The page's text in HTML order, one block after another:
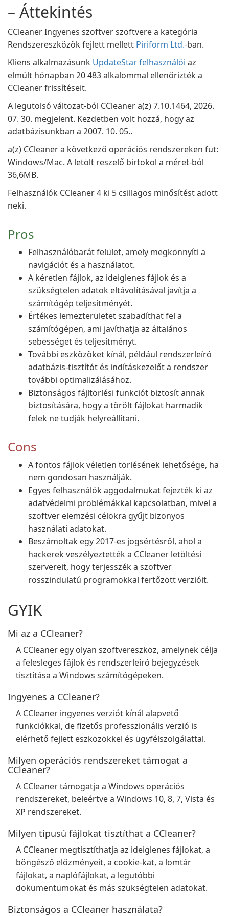
– Áttekintés
CCleaner Ingyenes szoftver szoftvere a kategória
Rendszereszközök fejlett mellett Piriform Ltd.-ban.
Kliens alkalmazásunk UpdateStar felhasználói az
elmúlt hónapban 20 483 alkalommal ellenőrizték a
CCleaner frissítéseit.
A legutolsó változat-ból CCleaner a(z) 7.10.1464, 2026.
07. 30. megjelent. Kezdetben volt hozzá, hogy az
adatbázisunkban a 2007. 10. 05..
a(z) CCleaner a következő operációs rendszereken fut:
Windows/Mac. A letölt reszelő birtokol a méret-ból
36,6MB.
Felhasználók CCleaner 4 ki 5 csillagos minősítést adott
neki.
Pros
Felhasználóbarát felület, amely megkönnyíti a
navigációt és a használatot.
A kéretlen fájlok, az ideiglenes fájlok és a
szükségtelen adatok eltávolításával javítja a
számítógép teljesítményét.
Értékes lemezterületet szabadíthat fel a
számítógépen, ami javíthatja az általános
sebességet és teljesítményt.
További eszközöket kínál, például rendszerleíró
adatbázis-tisztítót és indításkezelőt a rendszer
további optimalizálásához.
Biztonságos fájltörlési funkciót biztosít annak
biztosítására, hogy a törölt fájlokat harmadik
felek ne tudják helyreállítani.
Cons
A fontos fájlok véletlen törlésének lehetősége, ha
nem gondosan használják.
Egyes felhasználók aggodalmukat fejezték ki az
adatvédelmi problémákkal kapcsolatban, mivel a
szoftver elemzési célokra gyűjt bizonyos
használati adatokat.
Beszámoltak egy 2017-es jogsértésről, ahol a
hackerek veszélyeztették a CCleaner letöltési
szervereit, hogy terjesszék a szoftver
rosszindulatú programokkal fertőzött verzióit.
GYIK
Mi az a CCleaner?
A CCleaner egy olyan szoftvereszköz, amelynek célja
a felesleges fájlok és rendszerleíró bejegyzések
tisztítása a Windows számítógépeken.
Ingyenes a CCleaner?
A CCleaner ingyenes verziót kínál alapvető
funkciókkal, de fizetős professzionális verzió is
elérhető fejlett eszközökkel és ügyfélszolgálattal.
Milyen operációs rendszereket támogat a
CCleaner?
A CCleaner támogatja a Windows operációs
rendszereket, beleértve a Windows 10, 8, 7, Vista és
XP rendszereket.
Milyen típusú fájlokat tisztíthat a CCleaner?
A CCleaner megtisztíthatja az ideiglenes fájlokat, a
böngésző előzményeit, a cookie-kat, a lomtár
fájlokat, a naplófájlokat, a legutóbbi
dokumentumokat és más szükségtelen adatokat.
Biztonságos a CCleaner használata?